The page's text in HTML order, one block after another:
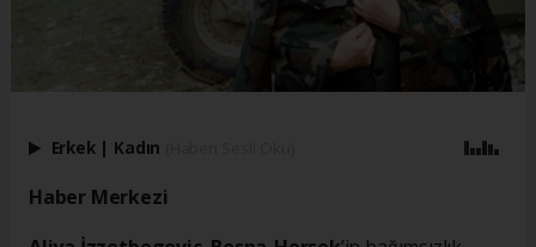
Erkek | Kadın
Haber Merkezi